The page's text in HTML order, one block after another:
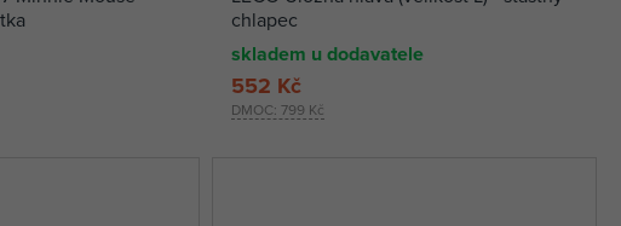
chlapec
skladem u dodavatele
DMOC: 799 Kč
552 Kč